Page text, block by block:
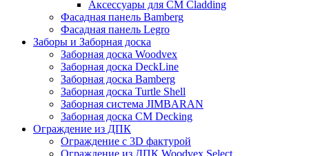
Аксессуары для CM Cladding
Фасадная панель Bamberg
Фасадная панель Legro
Заборы и Заборная доска
Заборная доска Woodvex
Заборная доска DeckLine
Заборная доска Bamberg
Заборная доска Turtle Shell
Заборная система JIMBARAN
Заборная доска CM Decking
Ограждение из ДПК
Ограждение с 3D фактурой
Ограждение из ДПК Woodvex Select